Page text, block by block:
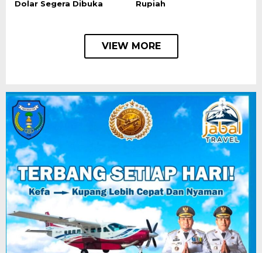
Dolar Segera Dibuka
Rupiah
VIEW MORE